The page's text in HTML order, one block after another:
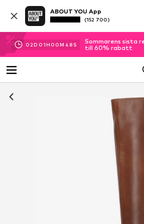
ABOUT YOU App
(152 700)
02D 01H 00M 47 S
Sommarens sista
till 60% rabatt